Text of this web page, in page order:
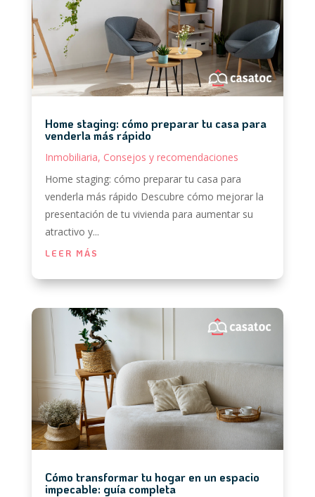
Home staging: cómo preparar tu casa para
venderla más rápido
Inmobiliaria, Consejos y recomendaciones
Home staging: cómo preparar tu casa para
venderla más rápido Descubre cómo mejorar la
presentación de tu vivienda para aumentar su
atractivo y...
LEER MÁS
Cómo transformar tu hogar en un espacio
impecable: guía completa